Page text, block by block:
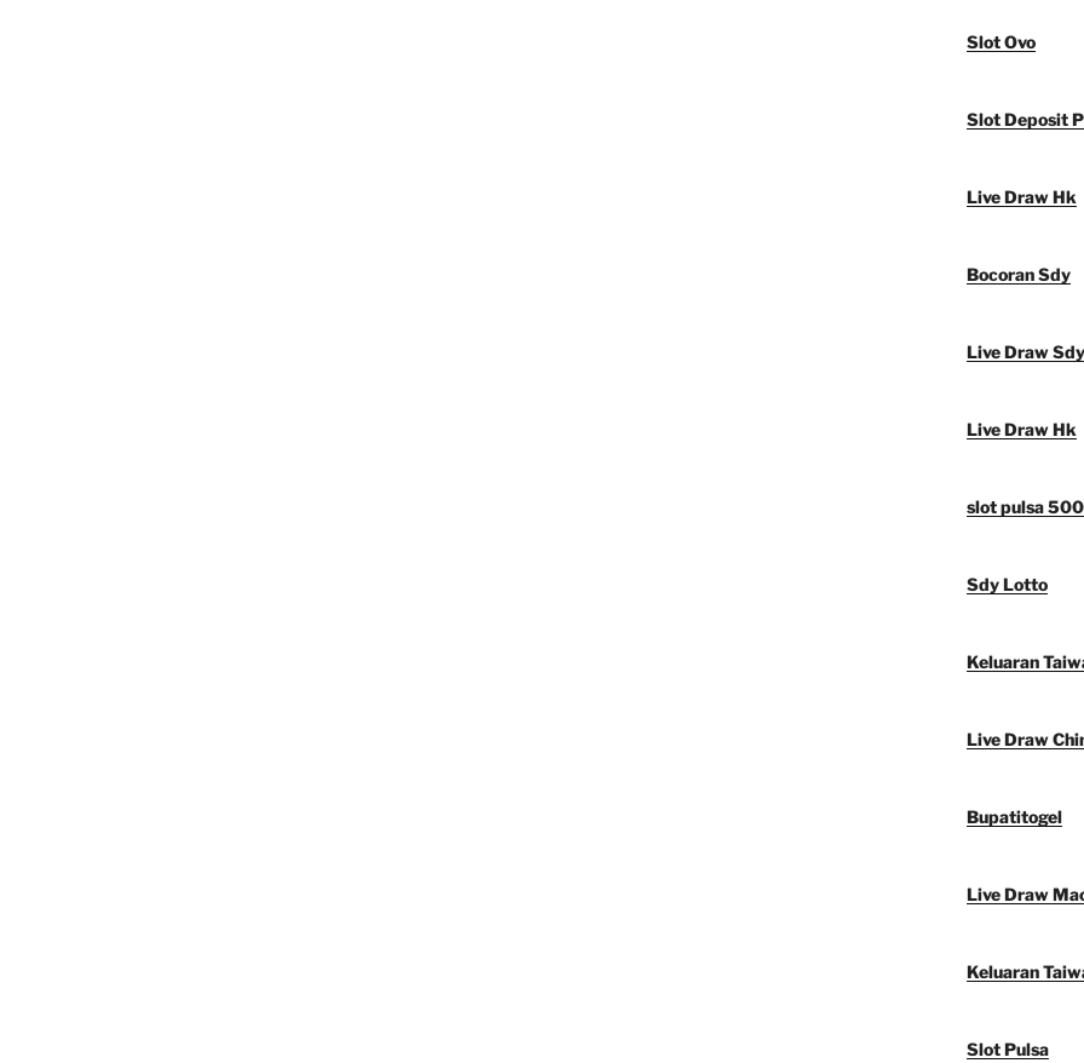
Slot Ovo
Slot Deposit
Live Draw Hk
Bocoran Sdy
Live Draw Sdy
Live Draw Hk
slot pulsa
Sdy Lotto
Keluaran
Live Draw
Bupatitogel
Live Draw
Keluaran
Slot Pulsa